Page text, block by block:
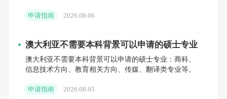
生。持有这种签证的学生可以在新西兰全职工作。
3. 路线签证（Pathway Student Visa）：这种签证
申请指南 2026.08.06
澳大利亚不需要本科背景可以申请的硕士专业
澳大利亚不需要本科背景可以申请的硕士专业：商科、
信息技术方向、教育相关方向、传媒、翻译类专业等。
申请指南 2026.08.05